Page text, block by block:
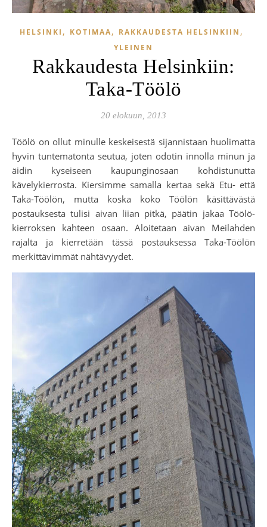
HELSINKI , KOTIMAA, RAKKAUDESTA HELSINKIIN ,
YLEINEN
Rakkaudesta Helsinkiin:
Taka-Töölö
20 elokuun, 2013
Töölö on ollut minulle keskeisestä sijannistaan huolimatta
hyvin tuntematonta seutua, joten odotin innolla minun ja
äidin kyseiseen kaupunginosaan kohdistunutta
kävelykierrosta. Kiersimme samalla kertaa sekä Etu- että
Taka-Töölön, mutta koska koko Töölön käsittävästä
postauksesta tulisi aivan liian pitkä, päätin jakaa Töölö-
kierroksen kahteen osaan. Aloitetaan aivan Meilahden
rajalta ja kierretään tässä postauksessa Taka-Töölön
merkittävimmät nähtävyydet.